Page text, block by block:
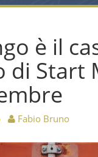
è il
di Start
Fabio Bruno